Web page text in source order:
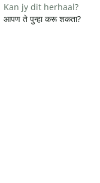
Kan jy dit herhaal?
आपण ते पुन्हा करू शकता?